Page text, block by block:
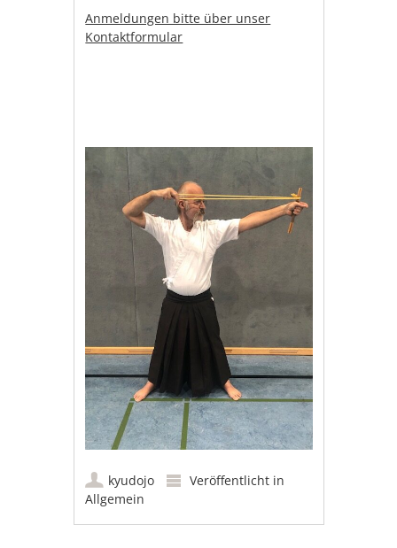
Anmeldungen bitte über unser
Kontaktformular
kyudojo
Veröffentlicht in
Allgemein